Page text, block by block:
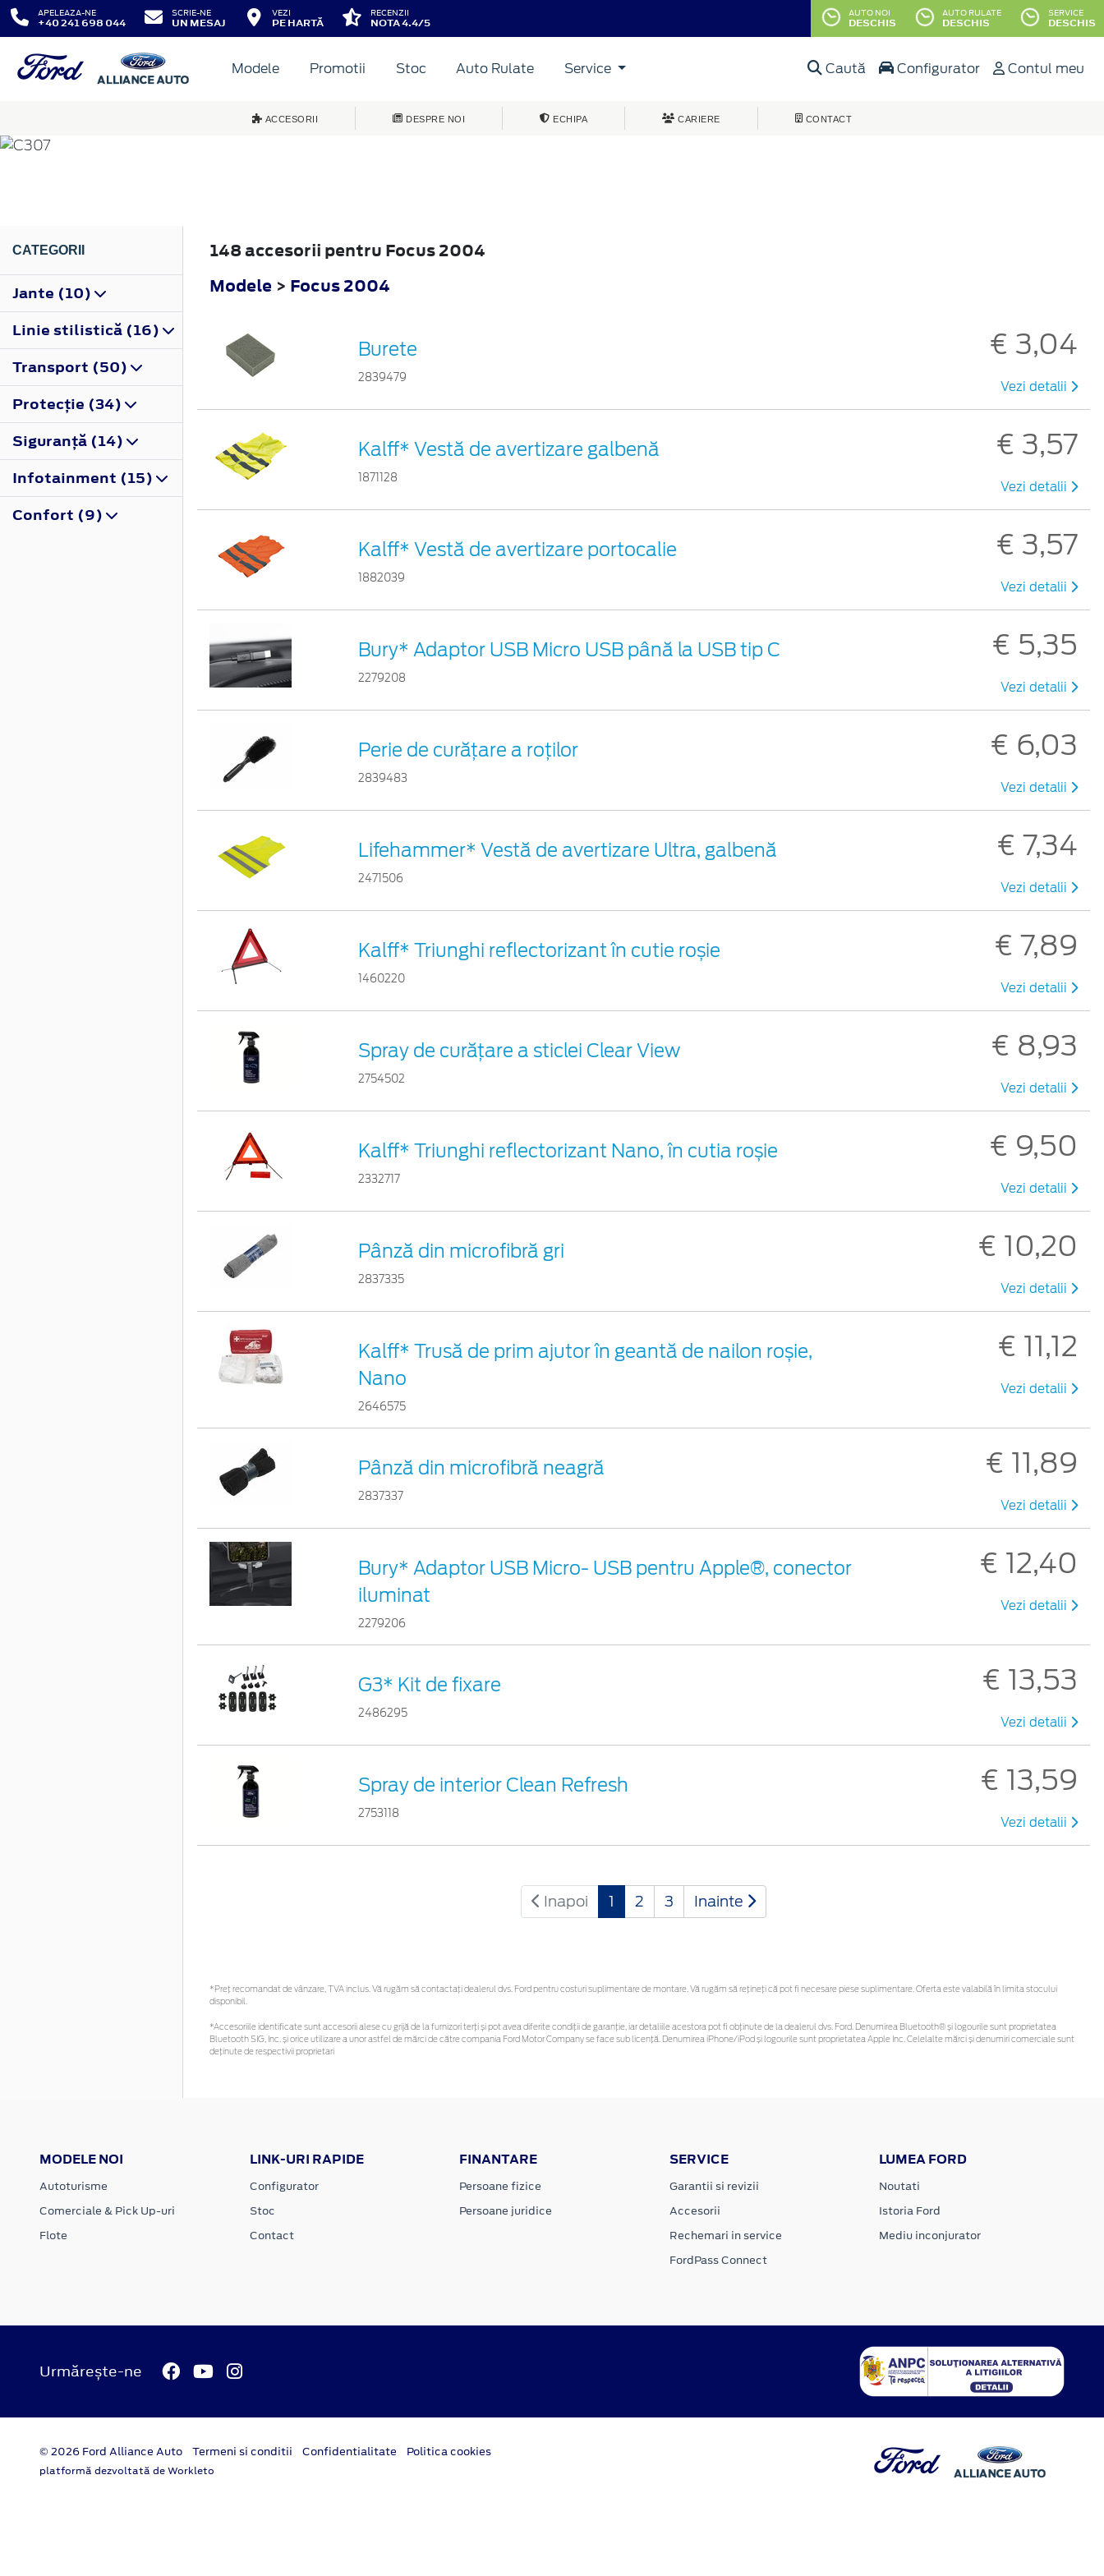
APELEAZA-NE
+40 241 698 044
SCRIE-NE
UN MESAJ
VEZI
PE HARTĂ
RECENZII
NOTA 4.4/5
AUTO NOI
DESCHIS
AUTO RULATE
DESCHIS
SERVICE
DESCHIS
Modele Promotii Stoc Auto Rulate Service Caută Configurator Contul meu
ACCESORII DESPRE NOI ECHIPA CARIERE CONTACT
CATEGORII
Jante (10)
Linie stilistică (16)
Transport (50)
Protecţie (34)
Siguranţă (14)
Infotainment (15)
Confort (9)
148 accesorii pentru Focus 2004
Modele > Focus 2004
Burete
2839479
€ 3,04
Vezi detalii
Kalff* Vestă de avertizare galbenă
1871128
€ 3,57
Vezi detalii
Kalff* Vestă de avertizare portocalie
1882039
€ 3,57
Vezi detalii
Bury* Adaptor USB Micro USB până la USB tip C
2279208
€ 5,35
Vezi detalii
Perie de curățare a roților
2839483
€ 6,03
Vezi detalii
Lifehammer* Vestă de avertizare Ultra, galbenă
2471506
€ 7,34
Vezi detalii
Kalff* Triunghi reflectorizant în cutie roșie
1460220
€ 7,89
Vezi detalii
Spray de curățare a sticlei Clear View
2754502
€ 8,93
Vezi detalii
Kalff* Triunghi reflectorizant Nano, în cutia roșie
2332717
€ 9,50
Vezi detalii
Pânză din microfibră gri
2837335
€ 10,20
Vezi detalii
Kalff* Trusă de prim ajutor în geantă de nailon roșie,
Nano
2646575
€ 11,12
Vezi detalii
Pânză din microfibră neagră
2837337
€ 11,89
Vezi detalii
Bury* Adaptor USB Micro- USB pentru Apple®, conector
iluminat
2279206
€ 12,40
Vezi detalii
G3* Kit de fixare
2486295
€ 13,53
Vezi detalii
Spray de interior Clean Refresh
2753118
€ 13,59
Vezi detalii
Inapoi 1 2 3 Inainte
*Preţ recomandat de vânzare, TVA inclus. Vă rugăm să contactaţi dealerul dvs. Ford pentru costuri suplimentare de montare. Vă rugăm să rețineți că pot fi necesare piese suplimentare. Oferta este valabilă în limita stocului
disponibil.
*Accesoriile identificate sunt accesorii alese cu grijă de la furnizori terți și pot avea diferite condiții de garanție, iar detaliile acestora pot fi obținute de la dealerul dvs. Ford. Denumirea Bluetooth® și logourile sunt proprietatea
Bluetooth SIG, Inc. și orice utilizare a unor astfel de mărci de către compania Ford Motor Company se face sub licență. Denumirea iPhone/iPod și logourile sunt proprietatea Apple Inc. Celelalte mărci și denumiri comerciale sunt
deținute de respectivii proprietari
MODELE NOI
Autoturisme
Comerciale & Pick Up-uri
Flote
LINK-URI RAPIDE
Configurator
Stoc
Contact
FINANTARE
Persoane fizice
Persoane juridice
SERVICE
Garantii si revizii
Accesorii
Rechemari in service
FordPass Connect
LUMEA FORD
Noutati
Istoria Ford
Mediu inconjurator
Urmărește-ne
© 2026 Ford Alliance Auto Termeni si conditii Confidentialitate Politica cookies
platformă dezvoltată de Workleto